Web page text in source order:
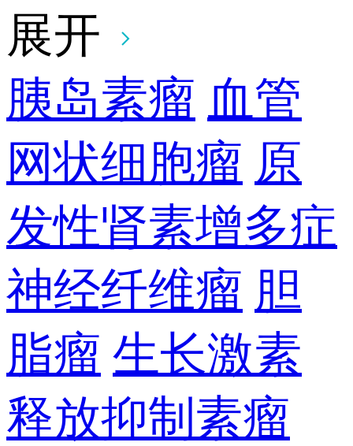
展开
胰岛素瘤 血管
网状细胞瘤 原
发性肾素增多症
神经纤维瘤 胆
脂瘤 生长激素
释放抑制素瘤